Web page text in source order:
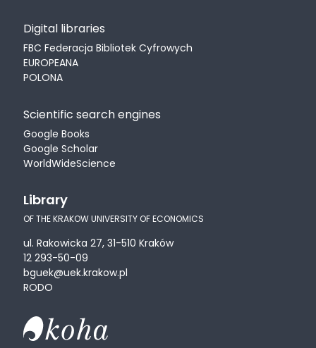
Digital libraries
FBC Federacja Bibliotek Cyfrowych
EUROPEANA
POLONA
Scientific search engines
Google Books
Google Scholar
WorldWideScience
Library
OF THE KRAKOW UNIVERSITY OF ECONOMICS
ul. Rakowicka 27, 31-510 Kraków
12 293-50-09
bguek@uek.krakow.pl
RODO